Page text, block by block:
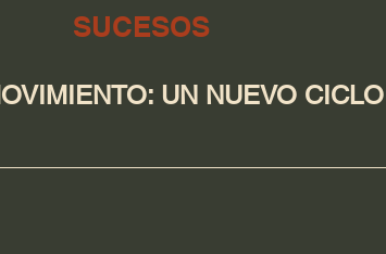
producciónSUCESOS
UN NUEVO